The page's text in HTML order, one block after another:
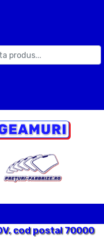
cod postal 70000